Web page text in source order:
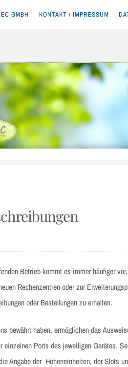
GMBH KONTAKT / IMPRESSUM
Betrieb kommt es immer häufiger
Rechenzentren oder zur
oder Bestellungen zu erhalten.
bewährt haben, ermöglichen das
Ports des jeweiligen Gerätes.
Angabe der Höheneinheiten, der Slots